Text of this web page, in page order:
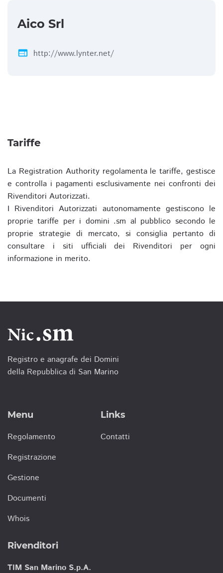
Aico Srl
web http://www.lynter.net/
Tariffe
La Registration Authority regolamenta le tariffe, gestisce
e controlla i pagamenti esclusivamente nei confronti dei
Rivenditori Autorizzati.
I Rivenditori Autorizzati autonomamente gestiscono le
proprie tariffe per i domini .sm al pubblico secondo le
proprie strategie di mercato, si consiglia pertanto di
consultare i siti ufficiali dei Rivenditori per ogni
informazione in merito.
Registro e anagrafe dei Domini
della Repubblica di San Marino
Menu
Regolamento
Registrazione
Gestione
Documenti
Whois
Links
Contatti
Rivenditori
TIM San Marino S.p.A.